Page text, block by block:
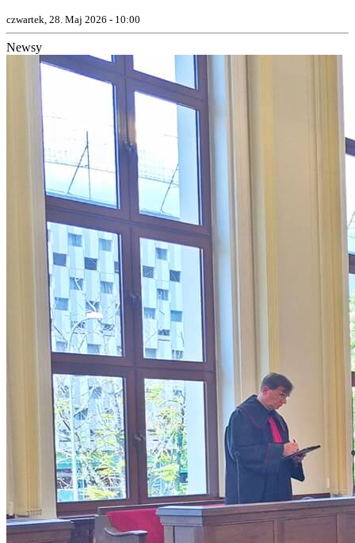
czwartek, 28. Maj 2026 - 10:00
Newsy